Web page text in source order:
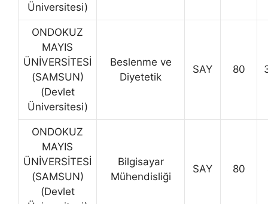
Üniversitesi)
ONDOKUZ
MAYIS
ÜNİVERSİTESİ
(SAMSUN)
(Devlet
Üniversitesi)
Beslenme ve
Diyetetik
SAY 80
ONDOKUZ
MAYIS
ÜNİVERSİTESİ
(SAMSUN)
(Devlet
Bilgisayar
Mühendisliği
SAY 80